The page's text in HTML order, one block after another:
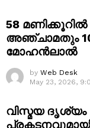
58 മണിക്കൂറിൽ
അഞ്ചാമതും
മോഹൻലാൽ
by Web Desk
May 23, 2026,
വിസ്മയ